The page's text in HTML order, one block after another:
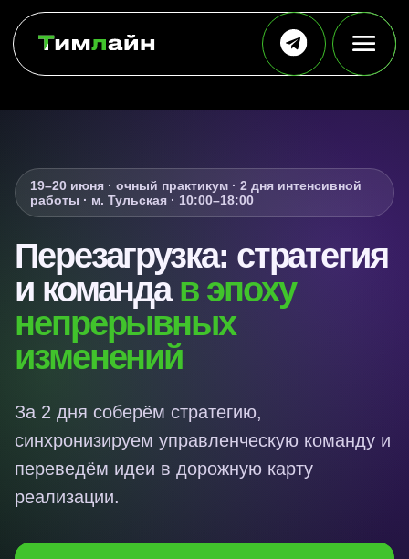
19–20 июня · очный практикум · 2 дня интенсивной
работы · м. Тульская · 10:00–18:00
Перезагрузка: стратегия
и командав эпоху
непрерывных
изменений
За 2 дня соберём стратегию,
синхронизируем управленческую команду и
переведём идеи в дорожную карту
реализации.